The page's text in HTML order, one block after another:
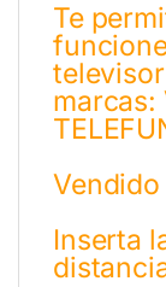
Te
marcas:
Inserta